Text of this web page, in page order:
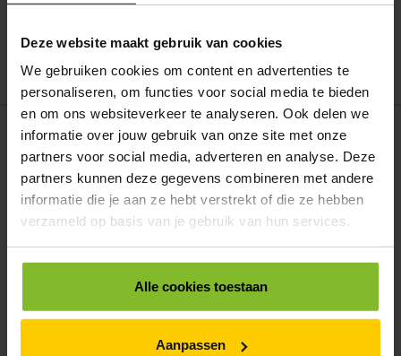
Deze website maakt gebruik van cookies
We gebruiken cookies om content en advertenties te
personaliseren, om functies voor social media te bieden
en om ons websiteverkeer te analyseren. Ook delen we
informatie over jouw gebruik van onze site met onze
partners voor social media, adverteren en analyse. Deze
partners kunnen deze gegevens combineren met andere
informatie die je aan ze hebt verstrekt of die ze hebben
verzameld op basis van je gebruik van hun services.
Alle cookies toestaan
Aanpassen
Gebruik bestel- en offertelijsten om eenvoudig en snel producten
account. Dat pakt altijd goed uit voor uw administratie!
POSTDOOS BEDRUKKEN
Voor een veilige verzending
VOOR BOEKEN TOT ONDERDELEN
EXTRA STEVIG
BRIEVENBUSDOOS
BEDRUKKEN